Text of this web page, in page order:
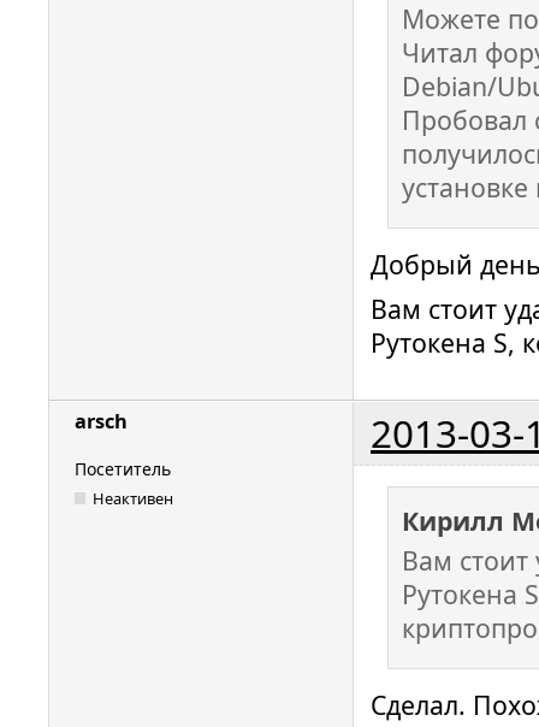
Можете
Читал
Debian/
Пробовал
Добрый
Вам стоит
Рутокена S,
arsch 2013-03-
Посетитель
Неактивен
Кирилл
Вам стоит
Рутокена
Сделал.